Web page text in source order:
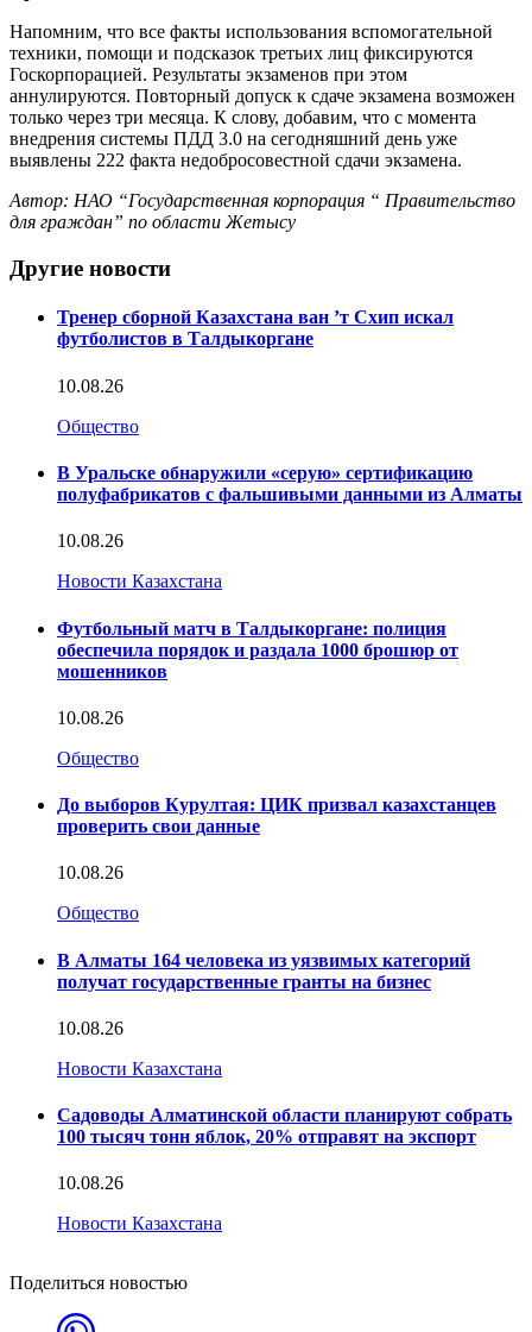
Напомним, что все факты использования вспомогательной
техники, помощи и подсказок третьих лиц фиксируются
Госкорпорацией. Результаты экзаменов при этом
аннулируются. Повторный допуск к сдаче экзамена возможен
только через три месяца. К слову, добавим, что с момента
внедрения системы ПДД 3.0 на сегодняшний день уже
выявлены 222 факта недобросовестной сдачи экзамена.
Автор: НАО “Государственная корпорация “ Правительство
для граждан” по области Жетысу
Другие новости
Тренер сборной Казахстана ван ’т Схип искал
футболистов в Талдыкоргане
10.08.26
Общество
В Уральске обнаружили «серую» сертификацию
полуфабрикатов с фальшивыми данными из Алматы
10.08.26
Новости Казахстана
Футбольный матч в Талдыкоргане: полиция
обеспечила порядок и раздала 1000 брошюр от
мошенников
10.08.26
Общество
До выборов Курултая: ЦИК призвал казахстанцев
проверить свои данные
10.08.26
Общество
В Алматы 164 человека из уязвимых категорий
получат государственные гранты на бизнес
10.08.26
Новости Казахстана
Садоводы Алматинской области планируют собрать
100 тысяч тонн яблок, 20% отправят на экспорт
10.08.26
Новости Казахстана
Поделиться новостью